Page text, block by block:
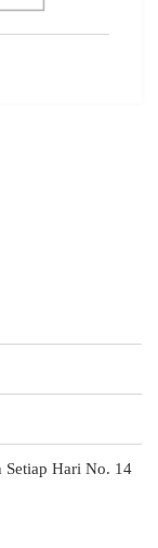
Setiap Hari No. 14